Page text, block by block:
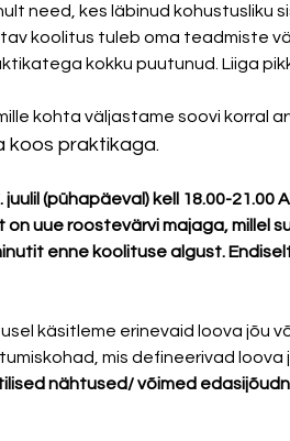
need, kes läbinud kohustusliku
koolitus tuleb oma teadmiste
kokku puutunud. Liiga
kohta väljastame soovi korral
koos praktikaga.
(pühapäeval) kell 18.00-21.00
on uue roostevärvi majaga, millel
enne koolituse algust.
käsitleme erinevaid loova jõu
mis defineerivad loova
nähtused/ võimed